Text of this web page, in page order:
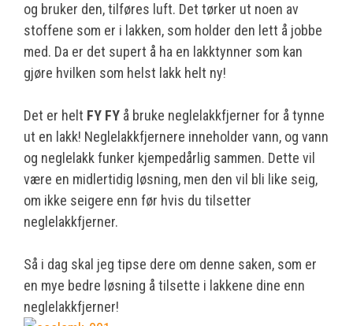
og bruker den, tilføres luft. Det tørker ut noen av
stoffene som er i lakken, som holder den lett å jobbe
med. Da er det supert å ha en lakktynner som kan
gjøre hvilken som helst lakk helt ny!
Det er helt FY FY å bruke neglelakkfjerner for å tynne
ut en lakk! Neglelakkfjernere inneholder vann, og vann
og neglelakk funker kjempedårlig sammen. Dette vil
være en midlertidig løsning, men den vil bli like seig,
om ikke seigere enn før hvis du tilsetter
neglelakkfjerner.
Så i dag skal jeg tipse dere om denne saken, som er
en mye bedre løsning å tilsette i lakkene dine enn
neglelakkfjerner!